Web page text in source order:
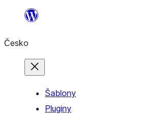
Přeskočit
obsah
Česko
Šablony
Pluginy